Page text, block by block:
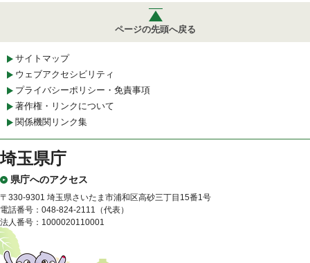
ページの先頭へ戻る
サイトマップ
ウェブアクセシビリティ
プライバシーポリシー・免責事項
著作権・リンクについて
関係機関リンク集
埼玉県庁
県庁へのアクセス
〒330-9301 埼玉県さいたま市浦和区高砂三丁目15番1号
電話番号：048-824-2111（代表）
法人番号：1000020110001